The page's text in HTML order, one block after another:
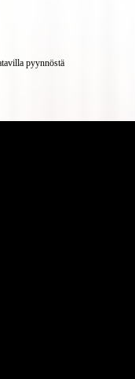
pyynnöstä